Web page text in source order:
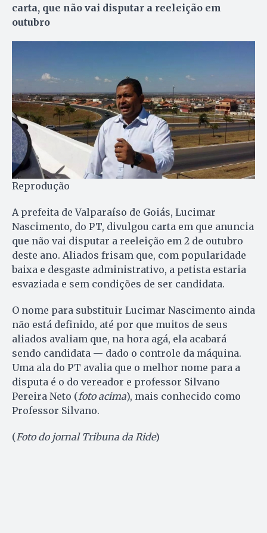
carta, que não vai disputar a reeleição em
outubro
Reprodução
A prefeita de Valparaíso de Goiás, Lucimar
Nascimento, do PT, divulgou carta em que anuncia
que não vai disputar a reeleição em 2 de outubro
deste ano. Aliados frisam que, com popularidade
baixa e desgaste administrativo, a petista estaria
esvaziada e sem condições de ser candidata.
O nome para substituir Lucimar Nascimento ainda
não está definido, até por que muitos de seus
aliados avaliam que, na hora agá, ela acabará
sendo candidata — dado o controle da máquina.
Uma ala do PT avalia que o melhor nome para a
disputa é o do vereador e professor Silvano
Pereira Neto (foto acima), mais conhecido como
Professor Silvano.
(Foto do jornal Tribuna da Ride)